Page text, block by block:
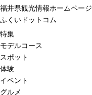
福井県観光情報ホームページ
ふくいドットコム
特集
モデルコース
スポット
体験
イベント
グルメ